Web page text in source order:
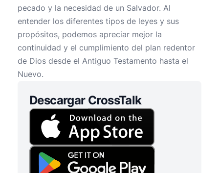
pecado y la necesidad de un Salvador. Al
entender los diferentes tipos de leyes y sus
propósitos, podemos apreciar mejor la
continuidad y el cumplimiento del plan redentor
de Dios desde el Antiguo Testamento hasta el
Nuevo.
Descargar CrossTalk